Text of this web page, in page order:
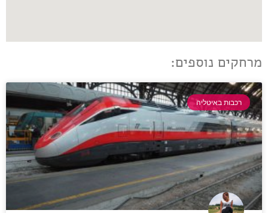
מרחקים נוספים:
רכבות באיטליה